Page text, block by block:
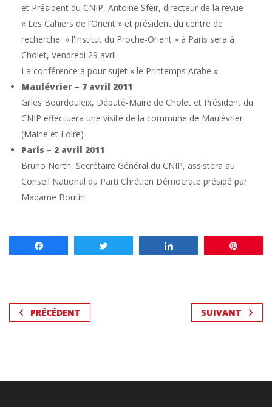
et Président du CNIP, Antoine Sfeir, directeur de la revue
« Les Cahiers de l’Orient » et président du centre de
recherche » l’Institut du Proche-Orient » à Paris sera à
Cholet, Vendredi 29 avril.
La conférence a pour sujet « le Printemps Arabe ».
Maulévrier – 7 avril 2011
Gilles Bourdouleix, Député-Maire de Cholet et Président du
CNIP effectuera une visite de la commune de Maulévrier
(Maine et Loire)
Paris – 2 avril 2011
Bruno North, Secrétaire Général du CNIP, assistera au
Conseil National du Parti Chrétien Démocrate présidé par
Madame Boutin.
PRÉCÉDENT SUIVANT